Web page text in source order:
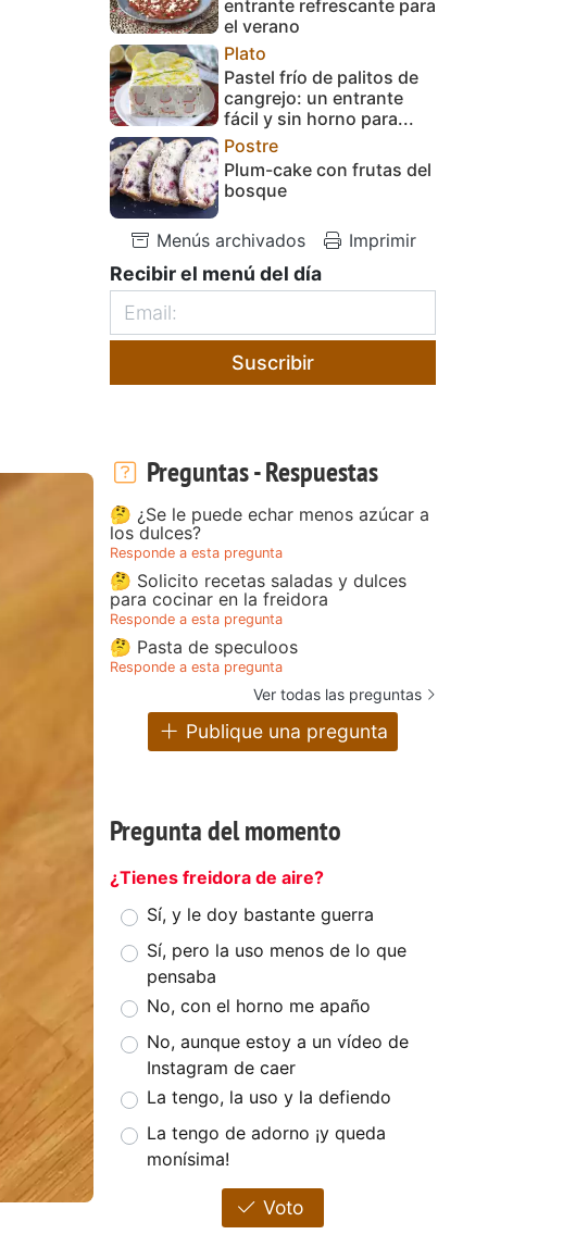
entrante refrescante para
el verano
Plato
Pastel frío de palitos de
cangrejo: un entrante
fácil y sin horno para...
Postre
Plum-cake con frutas del
bosque
Menús archivados Imprimir
Recibir el menú del día
Suscribir
Preguntas - Respuestas
🤔 ¿Se le puede echar menos azúcar a
los dulces?
Responde a esta pregunta
🤔 Solicito recetas saladas y dulces
para cocinar en la freidora
Responde a esta pregunta
🤔 Pasta de speculoos
Responde a esta pregunta
Ver todas las preguntas
Publique una pregunta
Pregunta del momento
¿Tienes freidora de aire?
Sí, y le doy bastante guerra
Sí, pero la uso menos de lo que
pensaba
No, con el horno me apaño
No, aunque estoy a un vídeo de
Instagram de caer
La tengo, la uso y la defiendo
La tengo de adorno ¡y queda
monísima!
Voto